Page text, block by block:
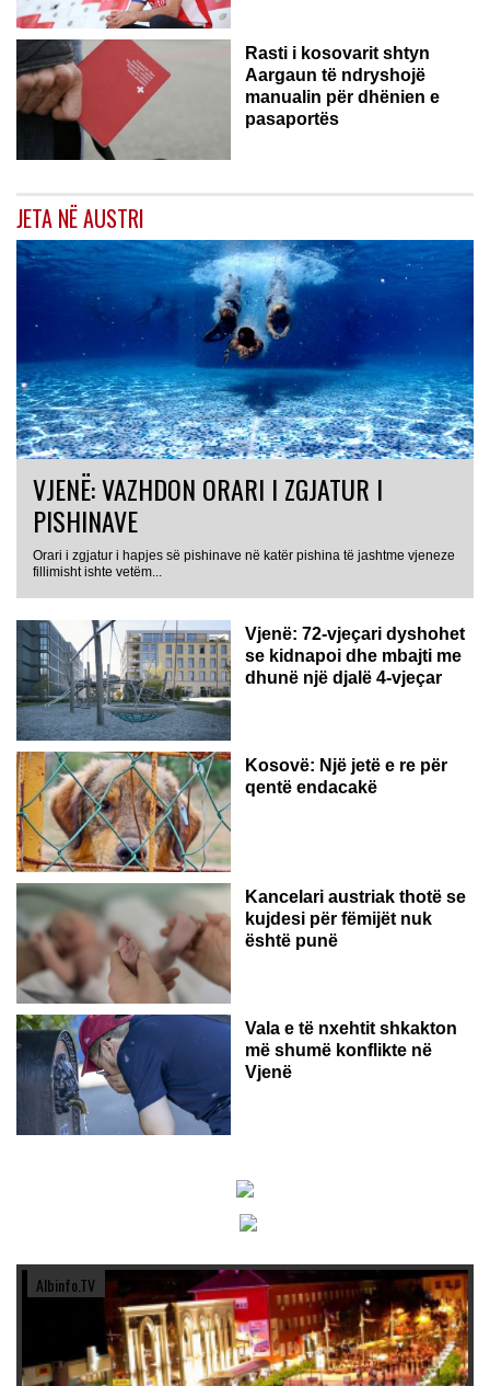
Rasti i kosovarit shtyn
Aargaun të ndryshojë
manualin për dhënien e
pasaportës
JETA NË AUSTRI
VJENË: VAZHDON ORARI I ZGJATUR I
PISHINAVE
Orari i zgjatur i hapjes së pishinave në katër pishina të jashtme vjeneze
fillimisht ishte vetëm...
Vjenë: 72-vjeçari dyshohet
se kidnapoi dhe mbajti me
dhunë një djalë 4-vjeçar
Kosovë: Një jetë e re për
qentë endacakë
Kancelari austriak thotë se
kujdesi për fëmijët nuk
është punë
Vala e të nxehtit shkakton
më shumë konflikte në
Vjenë
Albinfo.TV